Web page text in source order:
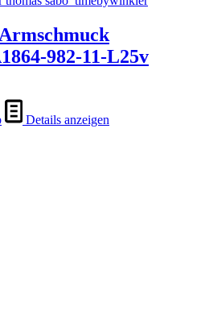
982-11-L25v
Details anzeigen